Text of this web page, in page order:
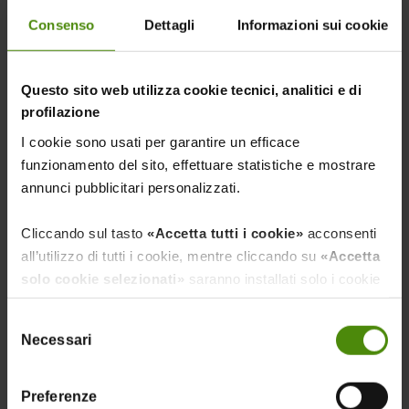
Consenso Dettagli Informazioni sui cookie
Questo sito web utilizza cookie tecnici, analitici e di
profilazione
I cookie sono usati per garantire un efficace
funzionamento del sito, effettuare statistiche e mostrare
annunci pubblicitari personalizzati.
Cliccando sul tasto «Accetta tutti i cookie» acconsenti
all’utilizzo di tutti i cookie, mentre cliccando su «Accetta
solo cookie selezionati» saranno installati solo i cookie
necessari al funzionamento del sito, nonché quelli
ulteriori eventualmente selezionati dall’utente. Cliccando
su“Rifiuta i cookie”
, verranno installati solo i cookie
delNecessari
Preferenze
BIGLIETTO DIGITALE